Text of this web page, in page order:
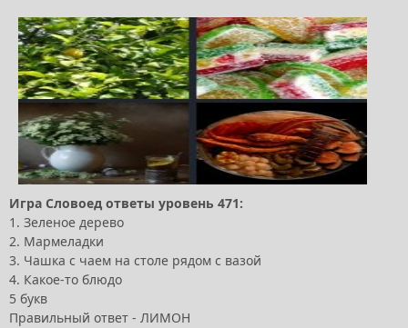
Игра Словоед ответы уровень 471:
1. Зеленое дерево
2. Мармеладки
3. Чашка с чаем на столе рядом с вазой
4. Какое-то блюдо
5 букв
Правильный ответ - ЛИМОН